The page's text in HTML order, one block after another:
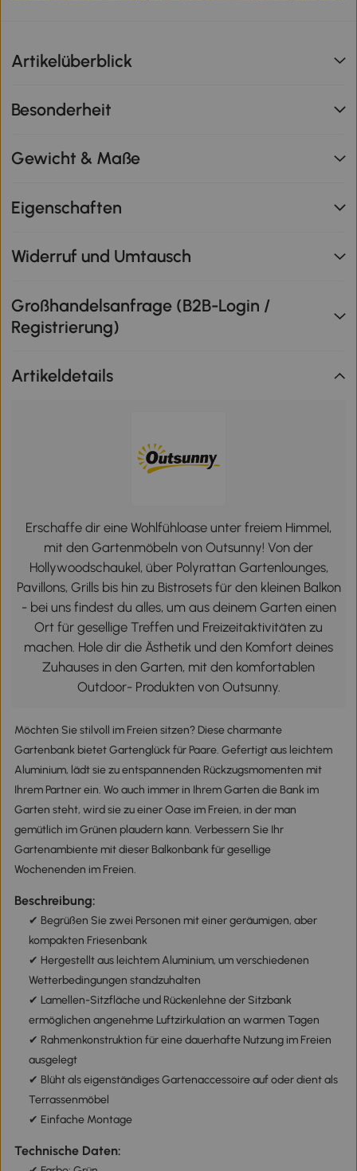
Artikelüberblick
Besonderheit
Gewicht & Maße
Eigenschaften
Widerruf und Umtausch
Großhandelsanfrage (B2B-Login /
Registrierung)
Artikeldetails
Erschaffe dir eine Wohlfühloase unter freiem Himmel,
mit den Gartenmöbeln von Outsunny! Von der
Hollywoodschaukel, über Polyrattan Gartenlounges,
Pavillons, Grills bis hin zu Bistrosets für den kleinen Balkon
- bei uns findest du alles, um aus deinem Garten einen
Ort für gesellige Treffen und Freizeitaktivitäten zu
machen. Hole dir die Ästhetik und den Komfort deines
Zuhauses in den Garten, mit den komfortablen
Outdoor- Produkten von Outsunny.
Möchten Sie stilvoll im Freien sitzen? Diese charmante
Gartenbank bietet Gartenglück für Paare. Gefertigt aus leichtem
Aluminium, lädt sie zu entspannenden Rückzugsmomenten mit
Ihrem Partner ein. Wo auch immer in Ihrem Garten die Bank im
Garten steht, wird sie zu einer Oase im Freien, in der man
gemütlich im Grünen plaudern kann. Verbessern Sie Ihr
Gartenambiente mit dieser Balkonbank für gesellige
Wochenenden im Freien.
Beschreibung:
✔ Begrüßen Sie zwei Personen mit einer geräumigen, aber
kompakten Friesenbank
✔ Hergestellt aus leichtem Aluminium, um verschiedenen
Wetterbedingungen standzuhalten
✔ Lamellen-Sitzfläche und Rückenlehne der Sitzbank
ermöglichen angenehme Luftzirkulation an warmen Tagen
✔ Rahmenkonstruktion für eine dauerhafte Nutzung im Freien
ausgelegt
✔ Blüht als eigenständiges Gartenaccessoire auf oder dient als
Terrassenmöbel
✔ Einfache Montage
Technische Daten: